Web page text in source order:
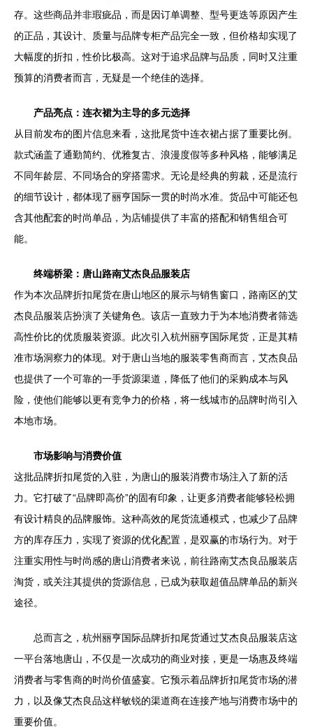
存。这些商品并非瑕疵品，而是因订单调整、型号更迭等原因产生
的正品，其设计、质量与品牌专柜产品完全一致，但价格却实现了
大幅度的折扣，性价比极高。这对于追求品牌与品质，同时又注重
预算的消费者而言，无疑是一个绝佳的选择。
产品亮点：连衣裙为主导的多元选择
从目前发布的图片信息来看，这批尾货中连衣裙占据了重要比例。
款式涵盖了通勤简约、优雅复古、浪漫度假等多种风格，能够满足
不同年龄层、不同场合的穿搭需求。无论是经典的剪裁，还是流行
的细节设计，都体现了丽亨国际一贯的时尚水准。货品中可能还包
含其他配套的时尚单品，为店铺提供了丰富的搭配和销售组合可
能。
终端桥梁：唐山路南艾杰良品服装店
作为本次品牌折扣尾货在唐山地区的展示与销售窗口，路南区的艾
杰良品服装店扮演了关键角色。该店一直致力于为本地消费者筛选
高性价比的优质服装资源。此次引入杭州丽亨国际尾货，正是其精
准市场洞察力的体现。对于唐山当地的服装零售商而言，艾杰良品
也提供了一个可靠的一手货源渠道，降低了他们的采购成本与风
险，使他们能够以更有竞争力的价格，将一线城市的品牌时尚引入
本地市场。
市场影响与消费价值
这批品牌折扣尾货的入驻，为唐山的服装消费市场注入了新的活
力。它打破了“品牌即高价”的固有印象，让更多消费者能够轻松拥
有设计精良的品牌服饰。这种高效的尾货流通模式，也减少了品牌
方的库存压力，实现了资源的优化配置，是双赢的市场行为。对于
注重实用性与时尚感的唐山消费者来说，前往路南艾杰良品服装店
淘货，或关注其提供的货源信息，已成为获取超值品牌单品的新兴
途径。
总而言之，杭州丽亨国际品牌折扣尾货通过艾杰良品服装店这
一平台落地唐山，不仅是一次成功的商业对接，更是一场惠及终端
消费者与零售商的时尚价值盛宴。它预示着品牌折扣尾货市场的潜
力，以及像艾杰良品这样敏锐的渠道商在连接产地与消费市场中的
重要价值。